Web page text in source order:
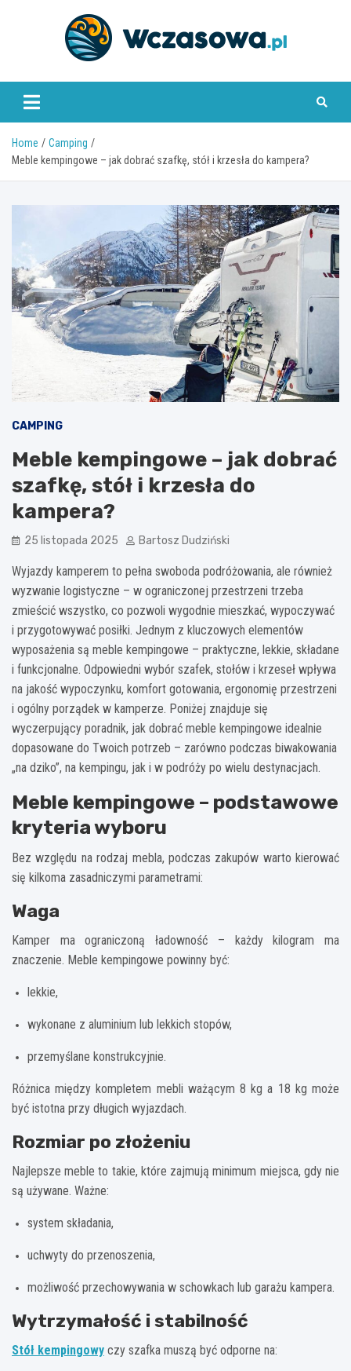
www.wczasowa.pl
Home
Camping
Meble kempingowe – jak dobrać szafkę, stół i krzesła do kampera?
CAMPING
Meble kempingowe – jak dobrać
szafkę, stół i krzesła do
kampera?
25 listopada 2025 Bartosz Dudziński
Wyjazdy kamperem to pełna swoboda podróżowania, ale również
wyzwanie logistyczne – w ograniczonej przestrzeni trzeba
zmieścić wszystko, co pozwoli wygodnie mieszkać, wypoczywać
i przygotowywać posiłki. Jednym z kluczowych elementów
wyposażenia są meble kempingowe – praktyczne, lekkie, składane
i funkcjonalne. Odpowiedni wybór szafek, stołów i krzeseł wpływa
na jakość wypoczynku, komfort gotowania, ergonomię przestrzeni
i ogólny porządek w kamperze. Poniżej znajduje się
wyczerpujący poradnik, jak dobrać meble kempingowe idealnie
dopasowane do Twoich potrzeb – zarówno podczas biwakowania
„na dziko”, na kempingu, jak i w podróży po wielu destynacjach.
Meble kempingowe – podstawowe
kryteria wyboru
Bez względu na rodzaj mebla, podczas zakupów warto kierować
się kilkoma zasadniczymi parametrami:
Waga
Kamper ma ograniczoną ładowność – każdy kilogram ma
znaczenie. Meble kempingowe powinny być:
lekkie,
wykonane z aluminium lub lekkich stopów,
przemyślane konstrukcyjnie.
Różnica między kompletem mebli ważącym 8 kg a 18 kg może
być istotna przy długich wyjazdach.
Rozmiar po złożeniu
Najlepsze meble to takie, które zajmują minimum miejsca, gdy nie
są używane. Ważne:
system składania,
uchwyty do przenoszenia,
możliwość przechowywania w schowkach lub garażu kampera.
Wytrzymałość i stabilność
Stół kempingowy czy szafka muszą być odporne na: